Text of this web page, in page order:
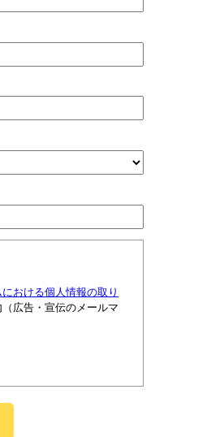
おける個人情報の取り
広告・宣伝のメールマ